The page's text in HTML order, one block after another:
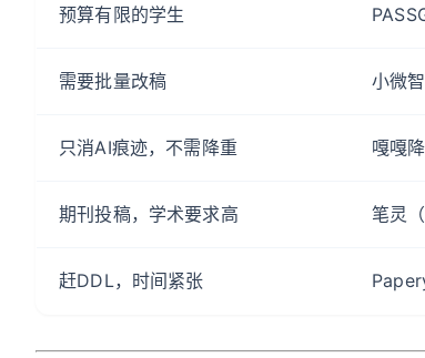
预算有限的学生
需要批量改稿 小微
只消AI痕迹，不需降重 嘎嘎
期刊投稿，学术要求高 笔灵
赶DDL，时间紧张